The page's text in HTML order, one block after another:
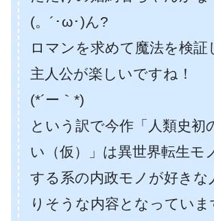
(。´･ω･)ん?
ロマンを求めて魔法を検証
主人公が楽しいですね！
(*´ー｀*)
という訳で今作「人類史初
い（仮）」は異世界転生モ
する系の内政モノが好きな
りそうな内容となっていま